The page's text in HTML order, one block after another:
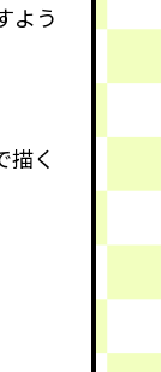
よう
描く